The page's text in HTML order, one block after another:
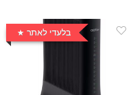
בלעדי לאתר